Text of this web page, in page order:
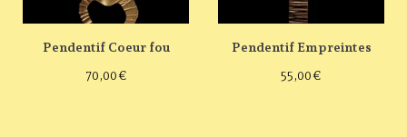
Pendentif Coeur fou
70,00€
Pendentif Empreintes
55,00€